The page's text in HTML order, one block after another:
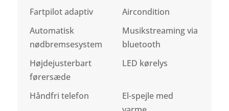
Fartpilot adaptiv
Aircondition
Automatisk
nødbremsesystem
Musikstreaming via
bluetooth
Højdejusterbart
førersæde
LED kørelys
Håndfri telefon
El-spejle med